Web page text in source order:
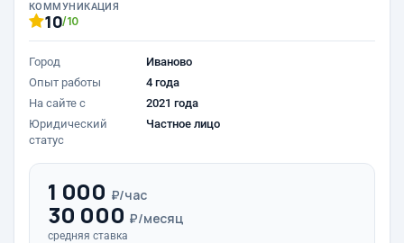
КОММУНИКАЦИЯ
10/10
Город
Иваново
Опыт работы
4 года
На сайте с
2021 года
Юридический
статус
Частное лицо
1 000 ₽/час
30 000 ₽/месяц
средняя ставка